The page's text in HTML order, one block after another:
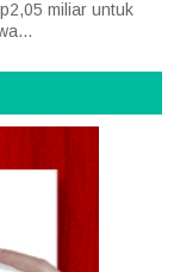
miliar untuk